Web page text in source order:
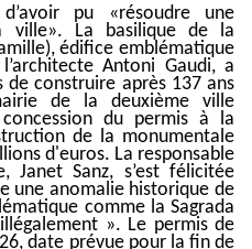
pu «résoudre une
ville». La basilique de la
édifice emblématique
Antoni Gaudi, a
construire après 137 ans
de la deuxième ville
du permis à la
de la monumentale
d'euros. La responsable
Janet Sanz, s’est félicitée
une anomalie historique de
comme la Sagrada
». Le permis de
date prévue pour la fin de